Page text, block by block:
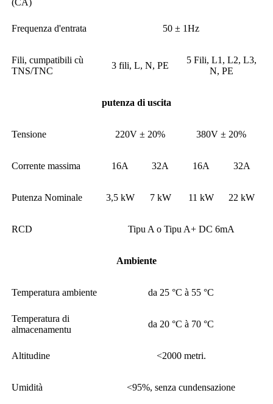
Frequenza d'entrata 50 ± 1Hz
Fili, cumpatibili cù
TNS/TNC
3 fili, L, N, PE
5 Fili, L1, L2, L3,
N, PE
putenza di uscita
Tensione 220V ± 20% 380V ± 20%
Corrente massima 16A 32A 16A 32A
Putenza Nominale 3,5 kW 7 kW 11 kW 22 kW
RCD Tipu A o Tipu A+ DC 6mA
Ambiente
Temperatura ambiente da 25 °C à 55 °C
Temperatura di
almacenamentu
da 20 °C à 70 °C
Altitudine <2000 metri.
Umidità <95%, senza cundensazione